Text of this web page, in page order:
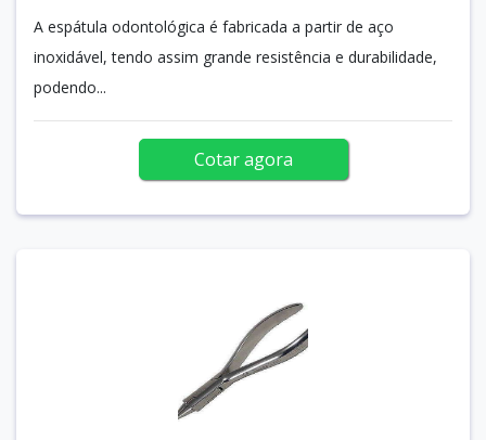
A espátula odontológica é fabricada a partir de aço
inoxidável, tendo assim grande resistência e durabilidade,
podendo...
Cotar agora